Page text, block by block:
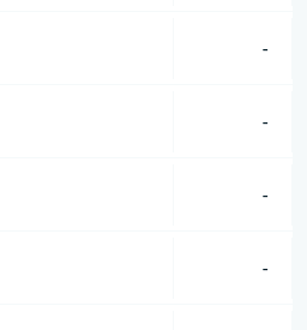
-
-
-
-